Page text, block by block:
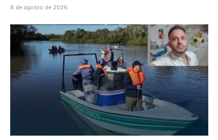
8 de agosto de 2026